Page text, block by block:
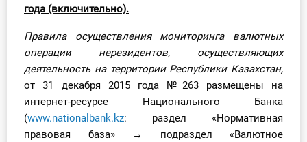
года (включительно).
Правила осуществления мониторинга валютных
операции нерезидентов, осуществляющих
деятельность на территории Республики Казахстан,
от 31 декабря 2015 года №263 размещены на
интернет-ресурсе Национального Банка
(www.nationalbank.kz: раздел «Нормативная
правовая база» → подраздел «Валютное